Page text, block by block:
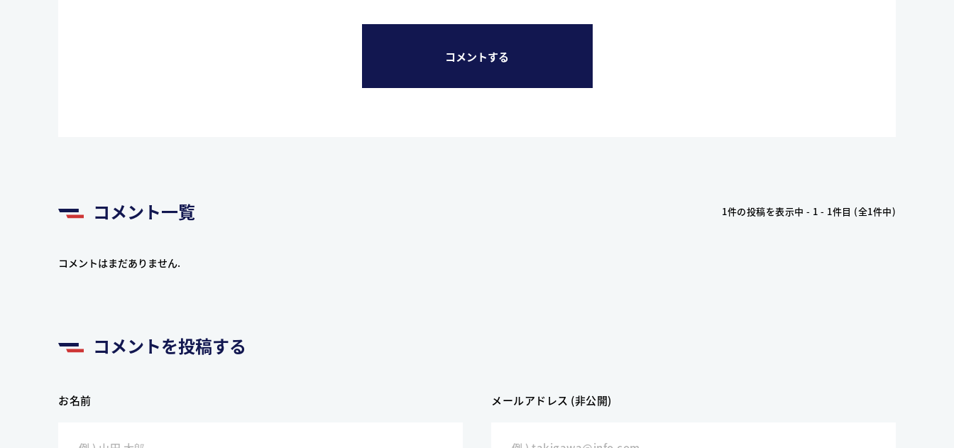
コメントする
コメント一覧 1件の投稿を表示中 - 1 - 1件目 (全1件中)
コメントはまだありません.
コメントを投稿する
お名前 メールアドレス (非公開)